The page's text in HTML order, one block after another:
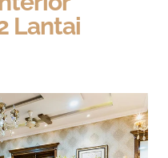
Lantai